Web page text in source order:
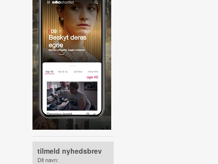
tilmeld nyhedsbrev
Dit navn: